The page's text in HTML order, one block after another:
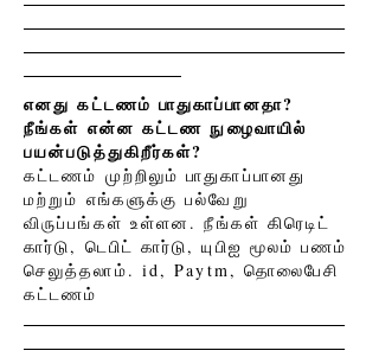
எனது கட்டணம் பாதுகாப்பானதா?
நீங்கள் என்ன கட்டண நுழைவாயில்
பயன்படுத்துகிறீர்கள்?
கட்டணம் முற்றிலும் பாதுகாப்பானது
மற்றும் எங்களுக்கு பல்வேறு
விருப்பங்கள் உள்ளன. நீங்கள் கிரெடிட்
கார்டு, டெபிட் கார்டு, யுபிஐ மூலம் பணம்
செலுத்தலாம். id, Paytm, தொலைபேசி
கட்டணம்